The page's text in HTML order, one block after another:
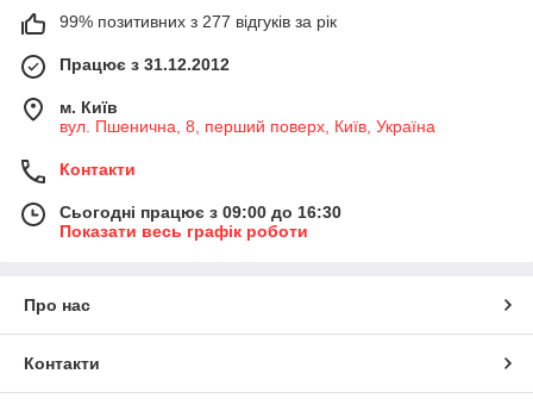
99% позитивних з 277 відгуків за рік
Працює з 31.12.2012
м. Київ
вул. Пшенична, 8, перший поверх, Київ, Україна
Контакти
Сьогодні працює з 09:00 до 16:30
Показати весь графік роботи
Про нас
Контакти